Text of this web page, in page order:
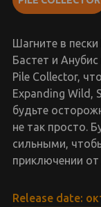
Шагните в пески
Бастет и
Pile Collector,
Expanding Wild,
будьте
не так просто.
сильными,
приключении
Release date: